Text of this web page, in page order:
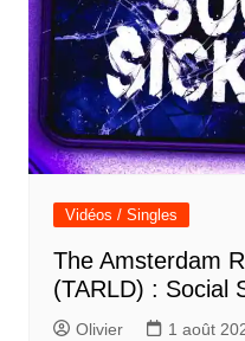
Vidéos / Singles
The Amsterdam
(TARLD) : Social
Olivier 1 août